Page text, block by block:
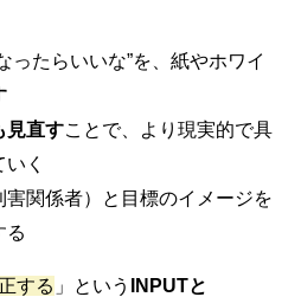
ったらいいな”を、紙やホワイ
見直すことで、より現実的で具
く
関係者）と目標のイメージを
る
する 」という
INPUTと